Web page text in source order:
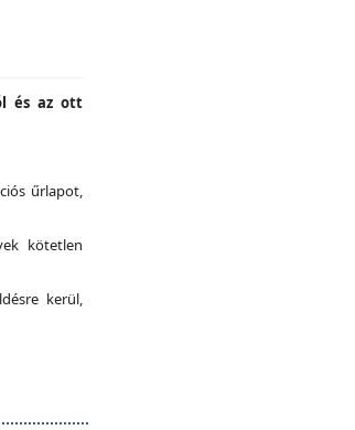
és az ott
űrlapot,
kötetlen
kerül,